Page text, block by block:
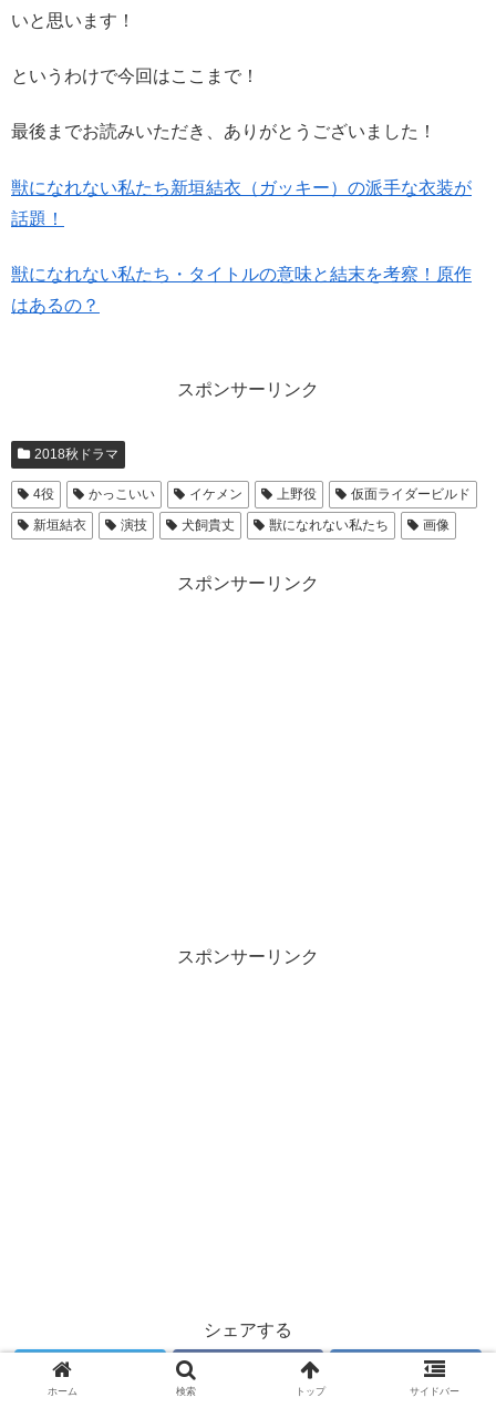
いと思います！
というわけで今回はここまで！
最後までお読みいただき、ありがとうございました！
獣になれない私たち新垣結衣（ガッキー）の派手な衣装が
話題！
獣になれない私たち・タイトルの意味と結末を考察！原作
はあるの？
スポンサーリンク
2018秋ドラマ
4役 かっこいい イケメン 上野役
仮面ライダービルド
新垣結衣
演技 犬飼貴丈 獣になれない私たち 画像
スポンサーリンク
スポンサーリンク
シェアする
はてブ
ホーム 検索 トップ サイドバー